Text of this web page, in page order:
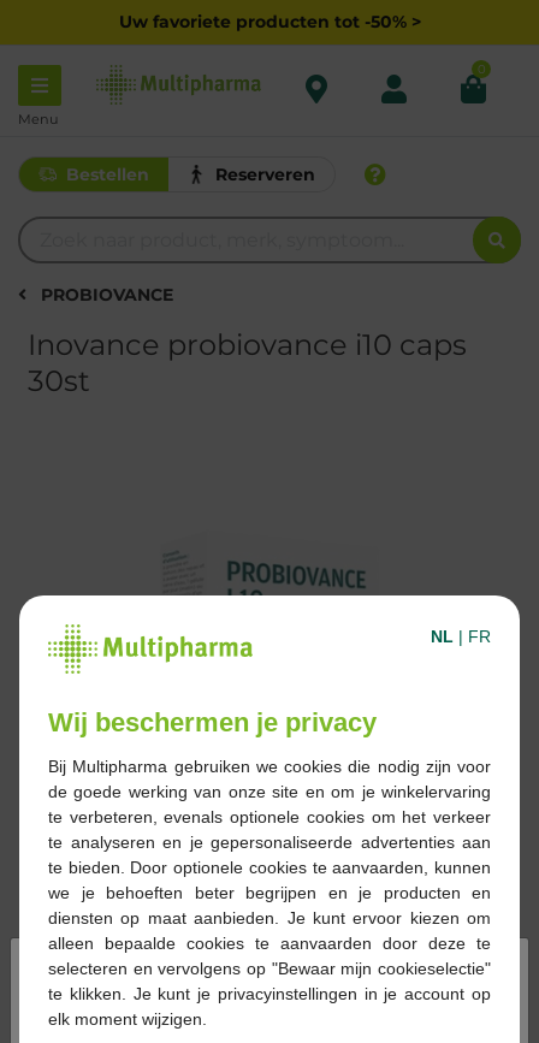
Uw favoriete producten tot -50% >
Menu
0
Bestellen Reserveren
PROBIOVANCE
Inovance probiovance i10 caps
30st
€ 26,90
Bestellen Reserveren
×
NL | FR
Wij beschermen je privacy
Bij Multipharma gebruiken we cookies die nodig zijn voor
de goede werking van onze site en om je winkelervaring
te verbeteren, evenals optionele cookies om het verkeer
te analyseren en je gepersonaliseerde advertenties aan
te bieden. Door optionele cookies te aanvaarden, kunnen
we je behoeften beter begrijpen en je producten en
diensten op maat aanbieden. Je kunt ervoor kiezen om
alleen bepaalde cookies te aanvaarden door deze te
selecteren en vervolgens op "Bewaar mijn cookieselectie"
te klikken. Je kunt je privacyinstellingen in je account op
elk moment wijzigen.